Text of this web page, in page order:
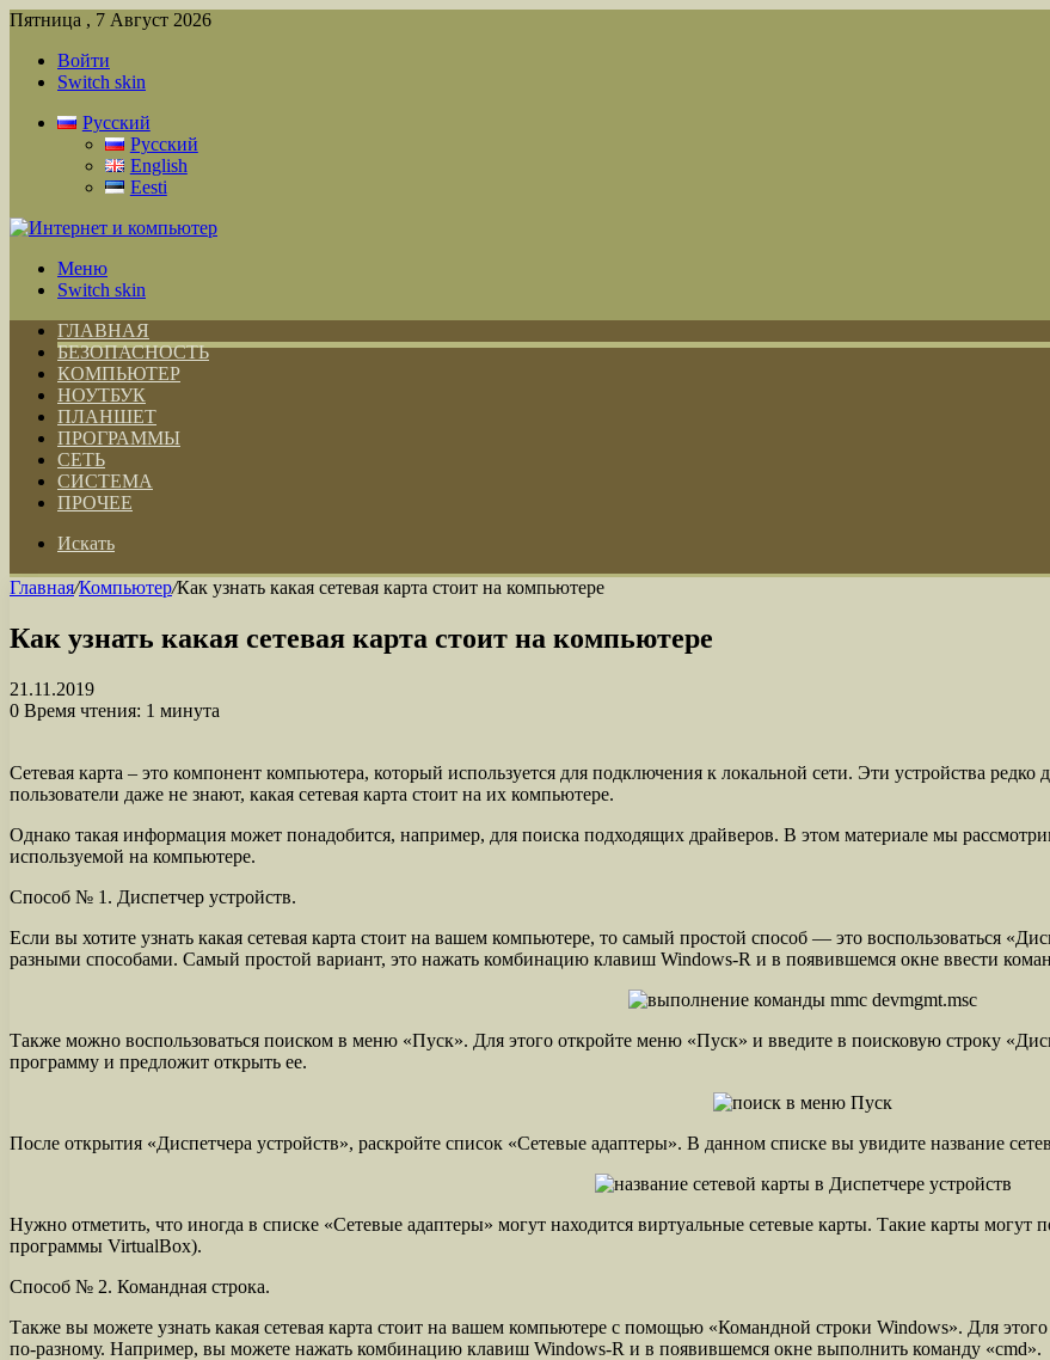
Пятница , 7 Август 2026
Войти
Switch skin
Русский
Русский
English
Eesti
Меню
Switch skin
ГЛАВНАЯ
БЕЗОПАСНОСТЬ
КОМПЬЮТЕР
НОУТБУК
ПЛАНШЕТ
ПРОГРАММЫ
СЕТЬ
СИСТЕМА
ПРОЧЕЕ
Искать
Главная/Компьютер/Как узнать какая сетевая карта стоит на компьютере
Как узнать какая сетевая карта стоит на компьютере
21.11.2019
0 Время чтения: 1 минута
Сетевая карта – это компонент компьютера, который используется для подключения к локальной сети. Эти устройства
пользователи даже не знают, какая сетевая карта стоит на их компьютере.
Однако такая информация может понадобится, например, для поиска подходящих драйверов. В этом материале мы
используемой на компьютере.
Способ № 1. Диспетчер устройств.
Если вы хотите узнать какая сетевая карта стоит на вашем компьютере, то самый простой способ — это воспользоваться
разными способами. Самый простой вариант, это нажать комбинацию клавиш Windows-R и в появившемся окне ввести
Также можно воспользоваться поиском в меню «Пуск». Для этого откройте меню «Пуск» и введите в поисковую строку
программу и предложит открыть ее.
После открытия «Диспетчера устройств», раскройте список «Сетевые адаптеры». В данном списке вы увидите название
Нужно отметить, что иногда в списке «Сетевые адаптеры» могут находится виртуальные сетевые карты. Такие карты могут
программы VirtualBox).
Способ № 2. Командная строка.
Также вы можете узнать какая сетевая карта стоит на вашем компьютере с помощью «Командной строки Windows». Для
по-разному. Например, вы можете нажать комбинацию клавиш Windows-R и в появившемся окне выполнить команду «cmd».